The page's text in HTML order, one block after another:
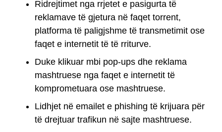
Ridrejtimet nga rrjetet e pasigurta të
reklamave të gjetura në faqet torrent,
platforma të paligjshme të transmetimit ose
faqet e internetit të të rriturve.
Duke klikuar mbi pop-ups dhe reklama
mashtruese nga faqet e internetit të
komprometuara ose mashtruese.
Lidhjet në emailet e phishing të krijuara për
të drejtuar trafikun në sajte mashtruese.